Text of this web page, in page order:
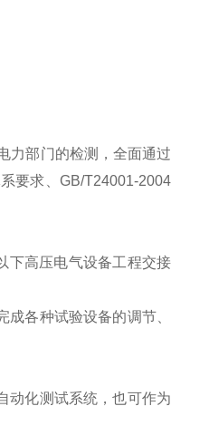
力部门的检测，全面通过
要求、GB/T24001-2004
下高压电气设备工程交接
各种试验设备的调节、
动化测试系统，也可作为